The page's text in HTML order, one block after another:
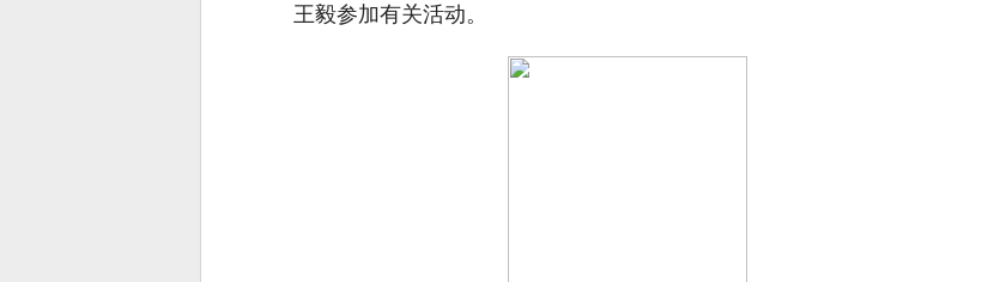
王毅参加有关活动。